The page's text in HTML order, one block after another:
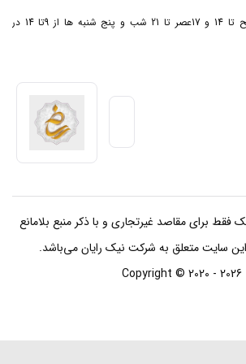
را دارید، می توانید با مراجعه به سایت
شرکت یارانیک یا تماس با کارشناسان ما به شماره ۰۷۱۳۶۴۷۴۵۸۲
بیشتری نیاز دارید، سؤالات خود را در بخش
مطرح کنید تا کارشناسان یارانیک در اسرع
از شنبه تا چهارشنبه 9 صبح تا 14 و 17عصر تا 21 شب و پنج شنبه ها از 9تا 14 در
فقط برای مقاصد غیرتجاری و با ذکر منبع بلامانع
سایت متعلق به شرکت نیک رایان می‌باشد.
Copyright © 2020 - 2026